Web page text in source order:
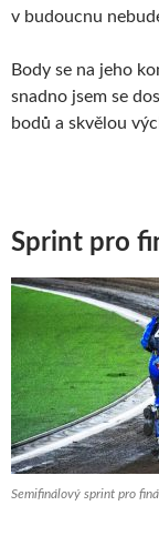
v budoucnu
Body se na jeho
snadno jsem se
bodů a skvělou
Sprint pro
Semifinálový sprint pro